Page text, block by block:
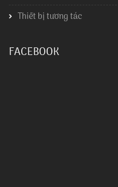
Thiết bị tương tác
FACEBOOK